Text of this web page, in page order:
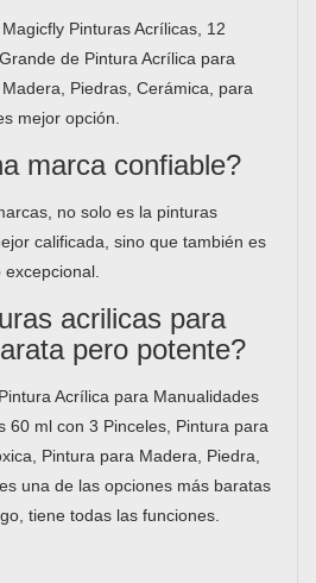
Pinturas Acrílicas, 12
de Pintura Acrílica para
Piedras, Cerámica, para
mejor opción.
marca confiable?
no solo es la pinturas
calificada, sino que también es
acrilicas para
pero potente?
Acrílica para Manualidades
60 ml con 3 Pinceles, Pintura para
Pintura para Madera, Piedra,
una de las opciones más baratas
tiene todas las funciones.